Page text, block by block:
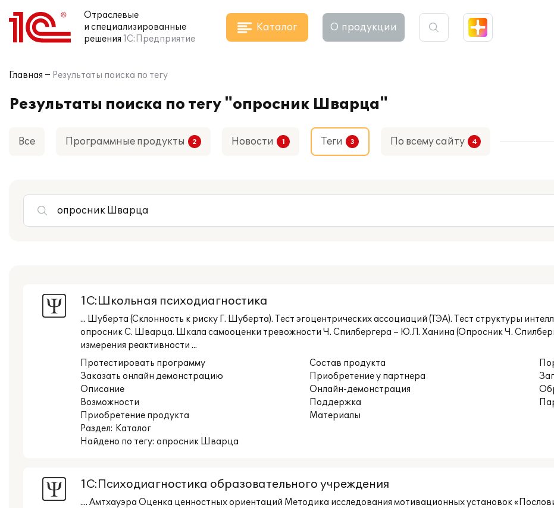
Отраслевые
и специализированные
решения 1С:Предприятие
Каталог О продукции
Главная Результаты поиска по тегу
Результаты поиска по тегу "опросник Шварца"
Все Программные продукты Новости Теги По всему сайту
1С:Школьная психодиагностика
... Шуберта (Склонность к риску Г. Шуберта). Тест эгоцентрических ассоциаций (ТЭА). Тест структуры
опросник С. Шварца. Шкала самооценки тревожности Ч. Спилбергера – Ю.Л. Ханина (Опросник Ч.
измерения реактивности ...
Протестировать программу
Заказать онлайн демонстрацию
Описание
Возможности
Приобретение продукта
Состав продукта
Приобретение у партнера
Онлайн-демонстрация
Поддержка
Материалы
Раздел: Каталог
Найдено по тегу: опросник Шварца
1С:Психодиагностика образовательного учреждения
.... Амтхауэра Оценка ценностных ориентаций Методика исследования мотивационных установок